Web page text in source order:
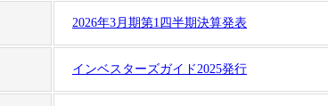
2026年3月期第1四半期決算発表
インベスターズガイド2025発行